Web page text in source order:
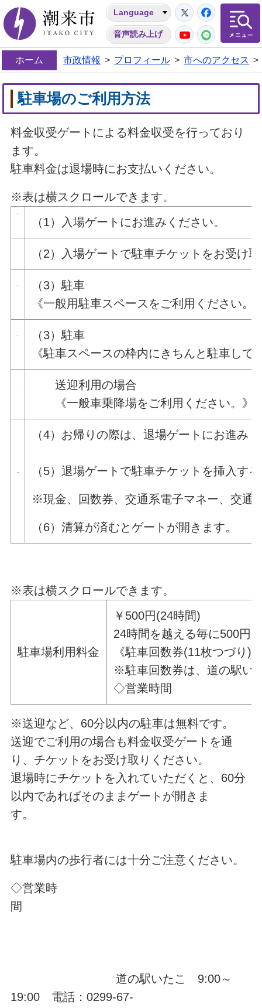
潮来市
Language
音声読み上げ
Twitter
YouTube
LINE
ホーム 市政情報 > プロフィール > 市へのアクセス >
駐車場のご利用方法
料金収受ゲートによる料金収受を行っており
ます。
駐車料金は退場時にお支払いください。
※表は横スクロールできます。
（1）入場ゲートにお進みください。
（2）入場ゲートで駐車チケットをお受け
（3）駐車
《一般用駐車スペースをご利用ください。
（3）駐車
《駐車スペースの枠内にきちんと駐車して
送迎利用の場合
《一般車乗降場をご利用ください。》
（4）お帰りの際は、退場ゲートにお進み
（5）退場ゲートで駐車チケットを挿入す
※現金、回数券、交通系電子マネー、交通
（6）清算が済むとゲートが開きます。
※表は横スクロールできます。
駐車場利用料金
￥500円(24時間)
24時間を越える毎に500円
《駐車回数券(11枚つづり)
※駐車回数券は、道の駅い
◇営業
※送迎など、60分以内の駐車は無料です。
送迎でご利用の場合も料金収受ゲートを通
り、チケットをお受け取りください。
退場時にチケットを入れていただくと、60分
以内であればそのままゲートが開きま
す。
駐車場内の歩行者には十分ご注意ください。
◇営業時
間
道の駅いたこ 9:00～
19:00 電話：0299-67-